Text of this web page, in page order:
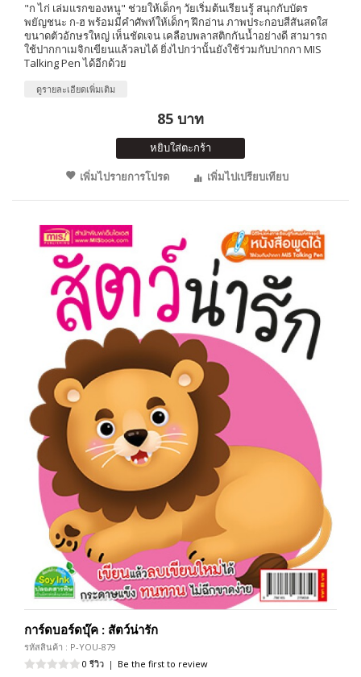
"ก ไก่ เล่มแรกของหนู" ช่วยให้เด็กๆ วัยเริ่มต้นเรียนรู้ สนุกกับบัตร
พยัญชนะ ก-ฮ พร้อมมีคำศัพท์ให้เด็กๆ ฝึกอ่าน ภาพประกอบสีสันสดใส
ขนาดตัวอักษรใหญ่ เห็นชัดเจน เคลือบพลาสติกกันน้ำอย่างดี สามารถ
ใช้ปากกาเมจิกเขียนแล้วลบได้ ยิ่งไปกว่านั้นยังใช้ร่วมกับปากกา MIS
Talking Pen ได้อีกด้วย
ดูรายละเอียดเพิ่มเติม
85 บาท
หยิบใส่ตะกร้า
เพิ่มไปรายการโปรด
เพิ่มไปเปรียบเทียบ
การ์ดบอร์ดบุ๊ค : สัตว์น่ารัก
รหัสสินค้า : P-YOU-879
0 รีวิว | Be the first to review